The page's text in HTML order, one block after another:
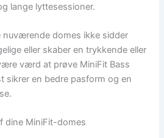
lange lyttesessioner.
nuværende domes ikke sidder
eller skaber en trykkende eller
værd at prøve MiniFit Bass
sikrer en bedre pasform og en
dine MiniFit-domes